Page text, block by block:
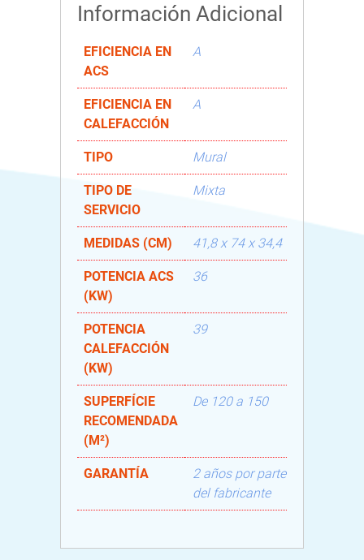
Información Adicional
EFICIENCIA EN
ACS
A
EFICIENCIA EN
CALEFACCIÓN
A
TIPO Mural
TIPO DE
SERVICIO
Mixta
MEDIDAS (CM) 41,8 x 74 x 34,4
POTENCIA ACS
(KW)
36
POTENCIA
CALEFACCIÓN
(KW)
39
SUPERFÍCIE
RECOMENDADA
(M²)
De 120 a 150
GARANTÍA
2 años por parte
del fabricante